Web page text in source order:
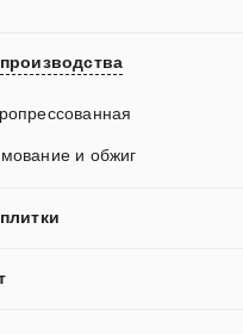
и обжиг